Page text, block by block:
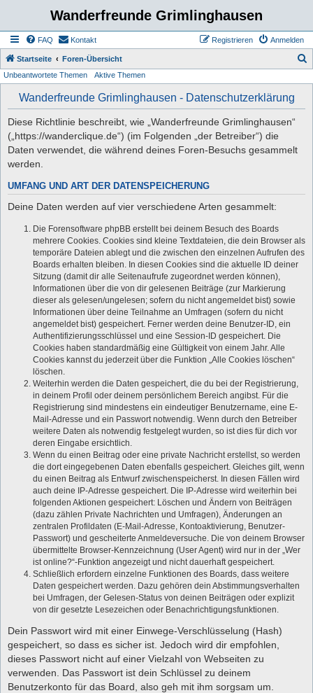
Wanderfreunde Grimlinghausen
FAQ Kontakt Anmelden
Registrieren
Startseite Foren-Übersicht
Unbeantwortete Themen Aktive Themen
Wanderfreunde Grimlinghausen - Datenschutzerklärung
Diese Richtlinie beschreibt, wie „Wanderfreunde Grimlinghausen“
(„https://wanderclique.de“) (im Folgenden „der Betreiber“) die
Daten verwendet, die während deines Foren-Besuchs gesammelt
werden.
UMFANG UND ART DER DATENSPEICHERUNG
Deine Daten werden auf vier verschiedene Arten gesammelt:
Die Forensoftware phpBB erstellt bei deinem Besuch des Boards
mehrere Cookies. Cookies sind kleine Textdateien, die dein Browser als
temporäre Dateien ablegt und die zwischen den einzelnen Aufrufen des
Boards erhalten bleiben. In diesen Cookies sind die aktuelle ID deiner
Sitzung (damit dir alle Seitenaufrufe zugeordnet werden können),
Informationen über die von dir gelesenen Beiträge (zur Markierung
dieser als gelesen/ungelesen; sofern du nicht angemeldet bist) sowie
Informationen über deine Teilnahme an Umfragen (sofern du nicht
angemeldet bist) gespeichert. Ferner werden deine Benutzer-ID, ein
Authentifizierungsschlüssel und eine Session-ID gespeichert. Die
Cookies haben standardmäßig eine Gültigkeit von einem Jahr. Alle
Cookies kannst du jederzeit über die Funktion „Alle Cookies löschen“
löschen.
Weiterhin werden die Daten gespeichert, die du bei der Registrierung,
in deinem Profil oder deinem persönlichem Bereich angibst. Für die
Registrierung sind mindestens ein eindeutiger Benutzername, eine E-
Mail-Adresse und ein Passwort notwendig. Wenn durch den Betreiber
weitere Daten als notwendig festgelegt wurden, so ist dies für dich vor
deren Eingabe ersichtlich.
Wenn du einen Beitrag oder eine private Nachricht erstellst, so werden
die dort eingegebenen Daten ebenfalls gespeichert. Gleiches gilt, wenn
du einen Beitrag als Entwurf zwischenspeicherst. In diesen Fällen wird
auch deine IP-Adresse gespeichert. Die IP-Adresse wird weiterhin bei
folgenden Aktionen gespeichert: Löschen und Ändern von Beiträgen
(dazu zählen Private Nachrichten und Umfragen), Änderungen an
zentralen Profildaten (E-Mail-Adresse, Kontoaktivierung, Benutzer-
Passwort) und gescheiterte Anmeldeversuche. Die von deinem Browser
übermittelte Browser-Kennzeichnung (User Agent) wird nur in der „Wer
ist online?“-Funktion angezeigt und nicht dauerhaft gespeichert.
Schließlich erfordern einzelne Funktionen des Boards, dass weitere
Daten gespeichert werden. Dazu gehören dein Abstimmungsverhalten
bei Umfragen, der Gelesen-Status von deinen Beiträgen oder explizit
von dir gesetzte Lesezeichen oder Benachrichtigungsfunktionen.
Dein Passwort wird mit einer Einwege-Verschlüsselung (Hash)
gespeichert, so dass es sicher ist. Jedoch wird dir empfohlen,
dieses Passwort nicht auf einer Vielzahl von Webseiten zu
verwenden. Das Passwort ist dein Schlüssel zu deinem
Benutzerkonto für das Board, also geh mit ihm sorgsam um.